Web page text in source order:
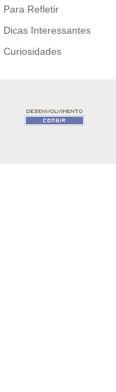
Para Refletir
Dicas Interessantes
Curiosidades